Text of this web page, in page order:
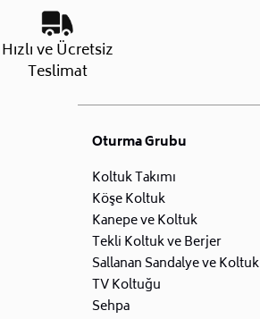
Hızlı ve Ücretsiz
Teslimat
Oturma Grubu
Koltuk Takımı
Köşe Koltuk
Kanepe ve Koltuk
Tekli Koltuk ve Berjer
Sallanan Sandalye ve Koltuk
TV Koltuğu
Sehpa